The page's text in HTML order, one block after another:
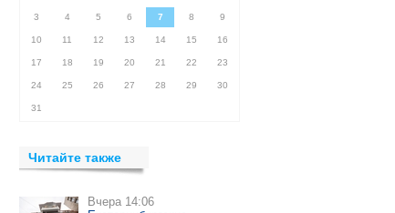
3 4 5 6 7 8 9
10 11 12 13 14 15 16
17 18 19 20 21 22 23
24 25 26 27 28 29 30
31
Читайте также
Вчера 14:06